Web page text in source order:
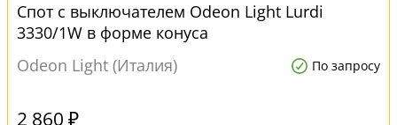
Спот с выключателем Odeon Light Lurdi
3330/1W в форме конуса
Odeon Light (Италия)
По запросу
2 860 ₽